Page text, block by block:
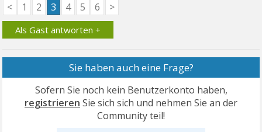
< 1 2 3 4 5 6 >
Als Gast antworten +
Sie haben auch eine Frage?
Sofern Sie noch kein Benutzerkonto haben,
registrieren Sie sich sich und nehmen Sie an der
Community teil!